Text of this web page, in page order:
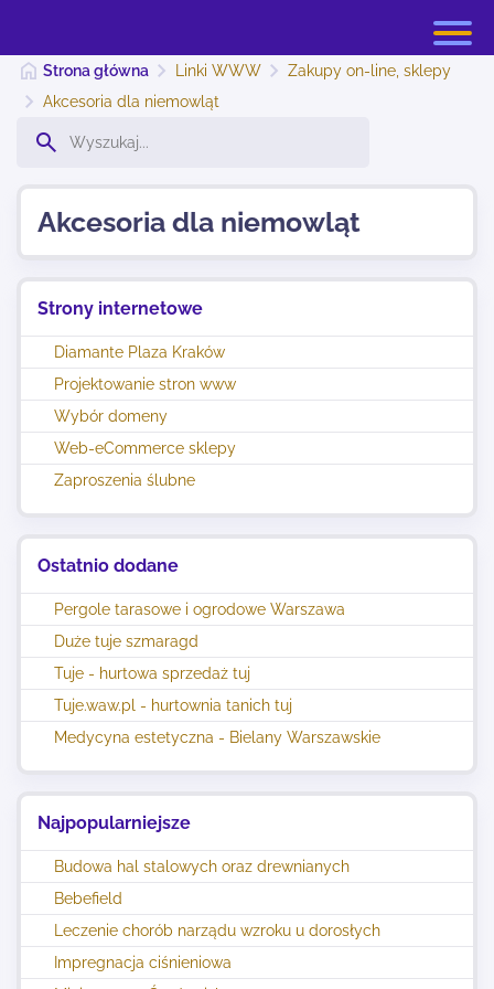
Najnowsze
Kontakt
Strona główna Linki WWW
Zakupy on-line, sklepy
Akcesoria dla niemowląt
Strony internetowe
Diamante Plaza Kraków
Projektowanie stron www
Wybór domeny
Web-eCommerce sklepy
Zaproszenia ślubne
Ostatnio dodane
Pergole tarasowe i ogrodowe Warszawa
Duże tuje szmaragd
Tuje - hurtowa sprzedaż tuj
Tuje.waw.pl - hurtownia tanich tuj
Medycyna estetyczna - Bielany Warszawskie
Najpopularniejsze
Budowa hal stalowych oraz drewnianych
Bebefield
Leczenie chorób narządu wzroku u dorosłych
Impregnacja ciśnieniowa
Akcesoria dla niemowląt